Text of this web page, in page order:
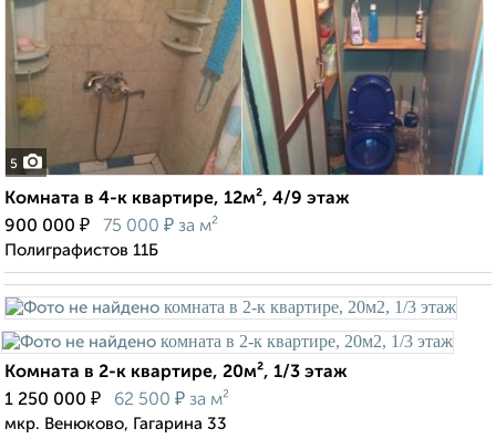
5
Комната в 4-к квартире, 12м², 4/9 этаж
900 000 ₽ 75 000 ₽ за м²
Полиграфистов 11Б
Комната в 2-к квартире, 20м², 1/3 этаж
1 250 000 ₽ 62 500 ₽ за м²
мкр. Венюково, Гагарина 33